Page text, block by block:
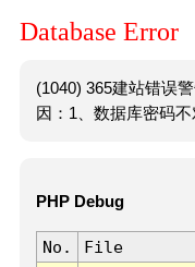
Database Error
(1040) 365建站错误
因：1、数据库密码不
PHP Debug
No. File